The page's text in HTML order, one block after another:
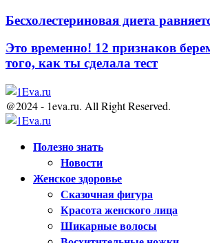
Бесхолестериновая диета
Это временно! 12 признаков
того, как ты сделала тест
@2024 - 1eva.ru. All Right Reserved.
Полезно знать
Новости
Женское здоровье
Сказочная фигура
Красота женского лица
Шикарные волосы